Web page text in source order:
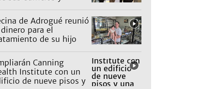
de Adrogué reunió
para el
de su hijo
a la India
Canning
Institute con un
de nueve pisos y